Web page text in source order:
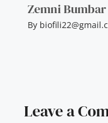
Zemni
By
Leave a